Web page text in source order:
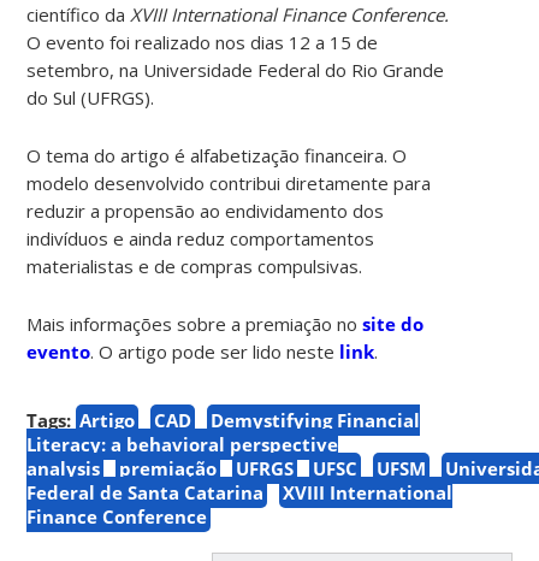
científico da XVIII International Finance Conference.
O evento foi realizado nos dias 12 a 15 de
setembro, na Universidade Federal do Rio Grande
do Sul (UFRGS).
O tema do artigo é alfabetização financeira. O
modelo desenvolvido contribui diretamente para
reduzir a propensão ao endividamento dos
indivíduos e ainda reduz comportamentos
materialistas e de compras compulsivas.
Mais informações sobre a premiação nosite do
evento. O artigo pode ser lido neste link.
Tags: Artigo CAD
Demystifying Financial
Literacy: a behavioral perspective
analysis
premiação UFRGS UFSC UFSM
Federal de Santa Catarina
XVIII International
Finance Conference